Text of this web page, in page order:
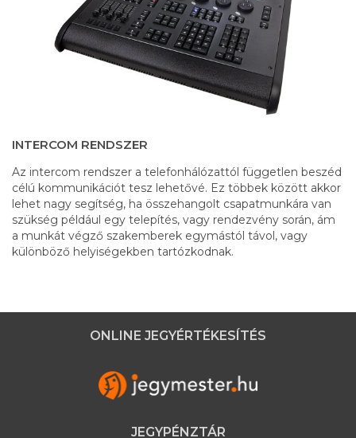
INTERCOM RENDSZER
Az intercom rendszer a telefonhálózattól független beszéd
célú kommunikációt tesz lehetővé. Ez többek között akkor
lehet nagy segítség, ha összehangolt csapatmunkára van
szükség például egy telepítés, vagy rendezvény során, ám
a munkát végző szakemberek egymástól távol, vagy
különböző helyiségekben tartózkodnak.
ONLINE JEGYÉRTÉKESÍTÉS
JEGYPÉNZTÁR